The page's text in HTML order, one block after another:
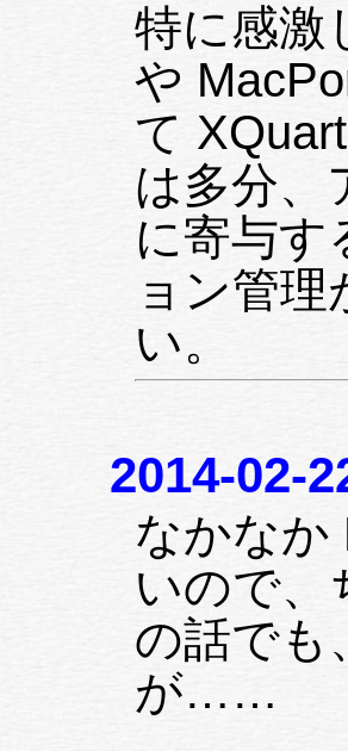
特に感激
や
て
は多分、
に寄与す
ョン管
い。
2014-02-
なかなか
いので、
の話でも
が……